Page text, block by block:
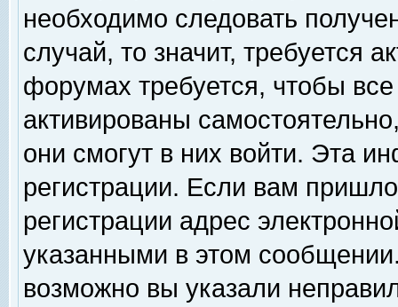
необходимо следовать
случай, то значит, требуется
форумах требуется, чтобы
активированы
они смогут в них войти. Эта
регистрации. Если вам
регистрации адрес
указанными в этом
возможно вы указали